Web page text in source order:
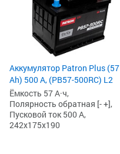
Аккумулятор Patron Plus (57
Ah) 500 А, (PB57-500RC) L2
Ёмкость 57 А·ч,
Полярность обратная [- +],
Пусковой ток 500 А,
242x175x190